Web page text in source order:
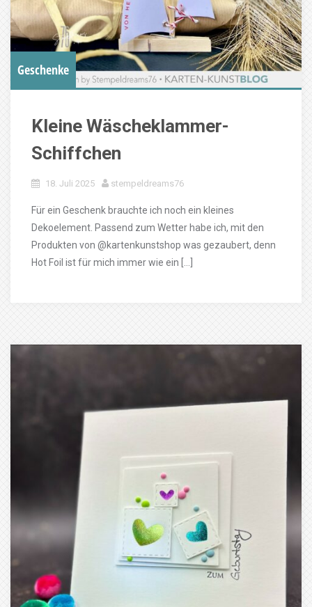
Geschenke
Kleine Wäscheklammer-
Schiffchen
18. Juli 2025 stempeldreams76
Für ein Geschenk brauchte ich noch ein kleines
Dekoelement. Passend zum Wetter habe ich, mit den
Produkten von @kartenkunstshop was gezaubert, denn
Hot Foil ist für mich immer wie ein […]